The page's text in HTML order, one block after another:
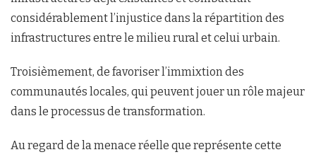
considérablement l’injustice dans la répartition des
infrastructures entre le milieu rural et celui urbain.
Troisièmement, de favoriser l’immixtion des
communautés locales, qui peuvent jouer un rôle majeur
dans le processus de transformation.
Au regard de la menace réelle que représente cette